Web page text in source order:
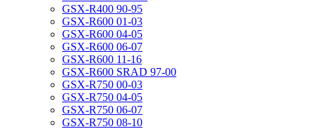
GSX-R400 90-95
GSX-R600 01-03
GSX-R600 04-05
GSX-R600 06-07
GSX-R600 11-16
GSX-R600 SRAD 97-00
GSX-R750 00-03
GSX-R750 04-05
GSX-R750 06-07
GSX-R750 08-10